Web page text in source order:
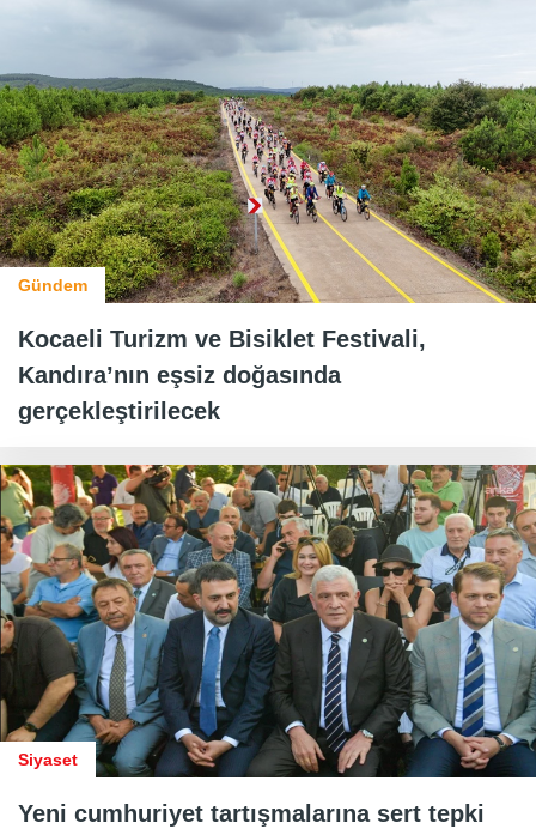
Gündem
Kocaeli Turizm ve Bisiklet Festivali,
Kandıra’nın eşsiz doğasında
gerçekleştirilecek
Siyaset
Yeni cumhuriyet tartışmalarına sert tepki